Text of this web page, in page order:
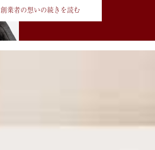
創業者の想いの続きを読む